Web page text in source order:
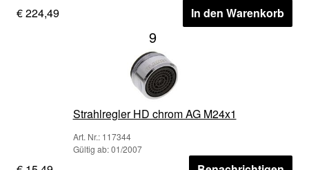
€ 224,49 In den Warenkorb
9
Strahlregler HD chrom AG M24x1
Art. Nr.: 117344
Gültig ab: 01/2007